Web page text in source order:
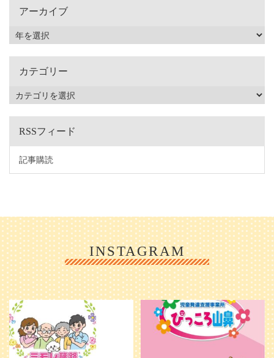
アーカイブ
カテゴリー
RSSフィード
記事購読
INSTAGRAM
利用者様やご家族の皆さまに、親し
みや温かさが伝わるようなデザイン
を目指し、ミモレのイラストを新し
く作...
20 0
＼ 2026年6月1日 OPEN ／
...
25 0